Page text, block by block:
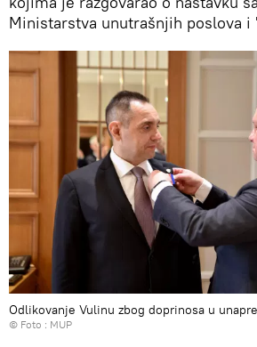
Ministarstva unutrašnjih poslova i
Odlikovanje Vulinu zbog doprinosa u
© Foto : MUP